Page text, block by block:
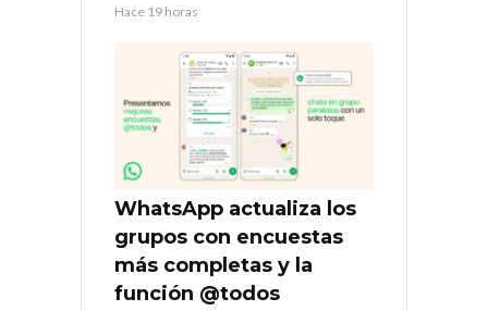
Hace 19 horas
WhatsApp actualiza los
grupos con encuestas
más completas y la
función @todos